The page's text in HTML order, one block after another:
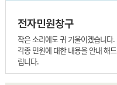
전자민원창구
작은 소리에도 귀 기울이겠습니다.
각종 민원에 대한 내용을 안내 해드
립니다.